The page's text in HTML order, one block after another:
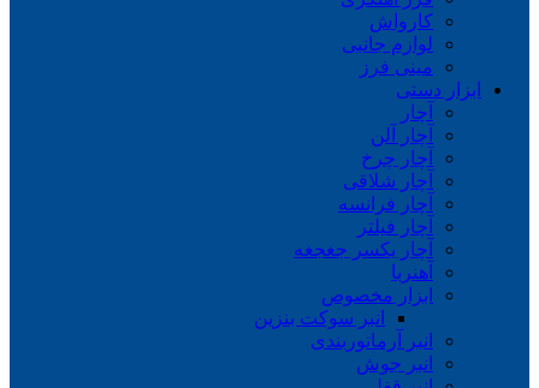
کارواش
لوازم جانبی
مینی فرز
ابزار دستی
آچار
آچار آلن
آچار چرخ
آچار شلاقی
آچار فرانسه
آچار فیلتر
آچار یکسر جغجغه
آهنربا
ابزار مخصوص
انبر سوکت بنزین
انبر آرماتوربندی
انبر جوش